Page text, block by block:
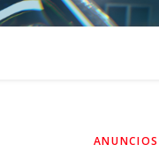
ANUNCIOS